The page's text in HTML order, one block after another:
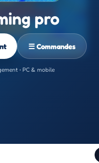
pro
☰ Commandes
• PC & mobile